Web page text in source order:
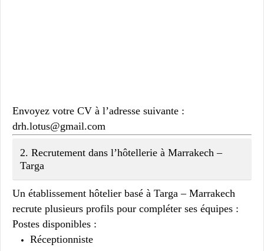
Envoyez votre CV à l’adresse suivante :
drh.lotus@gmail.com
2. Recrutement dans l’hôtellerie à Marrakech –
Targa
Un établissement hôtelier basé à Targa – Marrakech
recrute plusieurs profils pour compléter ses équipes :
Postes disponibles :
Réceptionniste